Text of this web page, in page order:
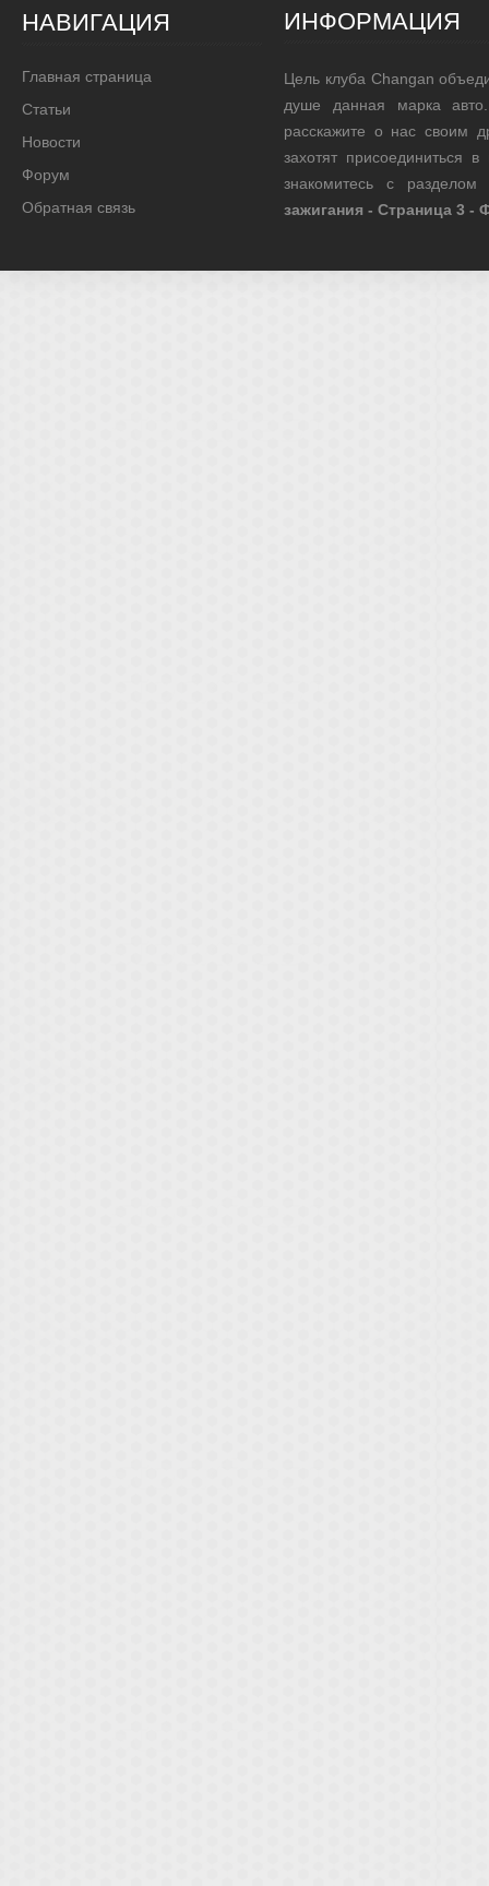
НАВИГАЦИЯ
Главная страница
Статьи
Новости
Форум
Обратная связь
ИНФОРМАЦИЯ
Цель клуба Changan
душе данная марка
расскажите о нас своим
захотят присоединиться
знакомитесь с
зажигания - Страница 3 -